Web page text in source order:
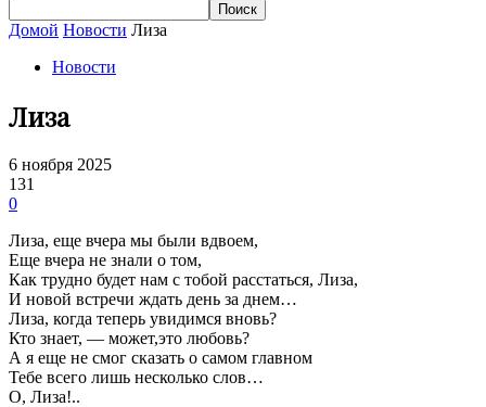
Домой Новости Лиза
Новости
Лиза
6 ноября 2025
131
0
Лиза, еще вчера мы были вдвоем,
Еще вчера не знали о том,
Как трудно будет нам с тобой расстаться, Лиза,
И новой встречи ждать день за днем…
Лиза, когда теперь увидимся вновь?
Кто знает, — может,это любовь?
А я еще не смог сказать о самом главном
Тебе всего лишь несколько слов…
О, Лиза!..